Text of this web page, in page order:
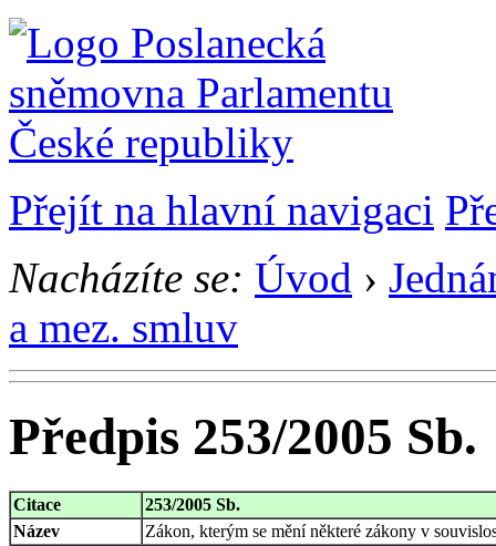
Přejít na hlavní navigaci
Nacházíte se: Úvod ›
a mez. smluv
Předpis 253/2005 Sb.
Citace
253/2005 Sb.
Název
Zákon, kterým se mění některé zákony v